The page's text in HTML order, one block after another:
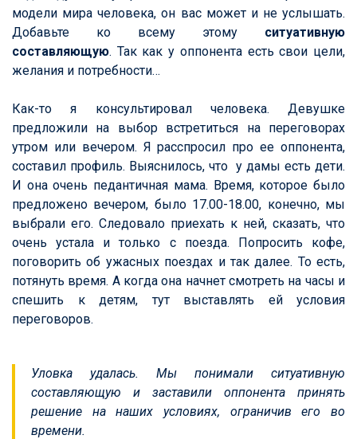
модели мира человека, он вас может и не услышать.
Добавьте ко всему этому
ситуативную
составляющую. Так как у оппонента есть свои цели,
желания и потребности…
Как-то я консультировал человека. Девушке
предложили на выбор встретиться на переговорах
утром или вечером. Я расспросил про ее оппонента,
составил профиль. Выяснилось, что у дамы есть дети.
И она очень педантичная мама. Время, которое было
предложено вечером, было 17.00-18.00, конечно, мы
выбрали его. Следовало приехать к ней, сказать, что
очень устала и только с поезда. Попросить кофе,
поговорить об ужасных поездах и так далее. То есть,
потянуть время. А когда она начнет смотреть на часы и
спешить к детям, тут выставлять ей условия
переговоров.
Уловка удалась. Мы понимали ситуативную
составляющую и заставили оппонента принять
решение на наших условиях, ограничив его во
времени.